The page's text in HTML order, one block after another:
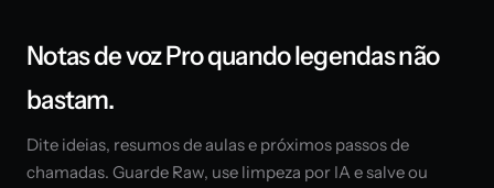
Notas de voz Pro quando legendas não
bastam.
Dite ideias, resumos de aulas e próximos passos de
chamadas. Guarde Raw, use limpeza por IA e salve ou